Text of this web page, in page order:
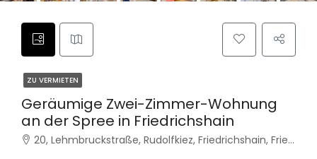
ZU VERMIETEN
Geräumige Zwei-Zimmer-Wohnung
an der Spree in Friedrichshain
20, Lehmbruckstraße, Rudolfkiez, Friedrichshain, Friedrichshain-Kreuzberg, Berlin, 10245, Deutschland